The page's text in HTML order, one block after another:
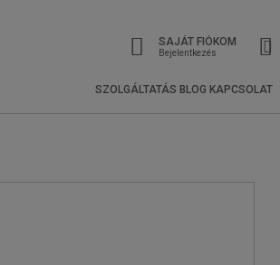
SAJÁT FIÓKOM
Bejelentkezés
SZOLGÁLTATÁS BLOG KAPCSOLAT